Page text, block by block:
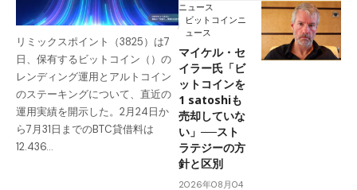
リミックスポイント（3825）は7
日、保有するビットコイン（）の
レンディング運用とアルトコイン
のステーキングについて、直近の
運用実績を開示した。2月24日か
ら7月31日までのBTC貸借料は
12.436…
ニュース
ビットコインニ
ュース
マイケル・セ
イラー氏「ビ
ットコインを
1 satoshiも
売却していな
い」──スト
ラテジーの方
針と区別
2026年08月04